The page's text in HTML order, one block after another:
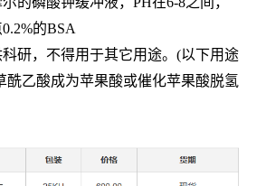
0.2%的BSA
研，不得用于其它用途。 (以下用途
酰乙酸成为苹果酸或催化苹果酸脱氢